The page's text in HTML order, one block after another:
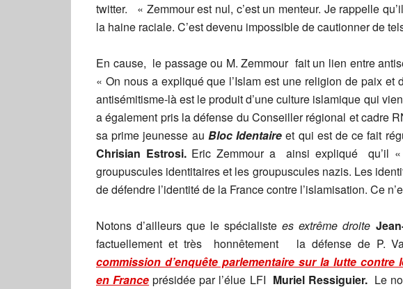
twitter. « Zemmour est nul, c’est un menteur. Je rappelle
la haine raciale. C’est devenu impossible de cautionner de
En cause, le passage ou M. Zemmour fait un lien entre
« On nous a expliqué que l’Islam est une religion de paix et
antisémitisme-là est le produit d’une culture islamique qui
a également pris la défense du Conseiller régional et cadre
sa prime jeunesse au Bloc Identaire et qui est de ce fait
Chrisian Estrosi.Eric Zemmour a ainsi expliqué qu’il
groupuscules identitaires et les groupuscules nazis. Les
de défendre l’identité de la France contre l’islamisation. Ce
Notons d’ailleurs que le spécialistees extrême droite
factuellement et très honnêtement la défense de P.
commission d’enquête parlementaire sur la lutte contre
en France présidée par l’élue LFI Muriel Ressiguier. Le